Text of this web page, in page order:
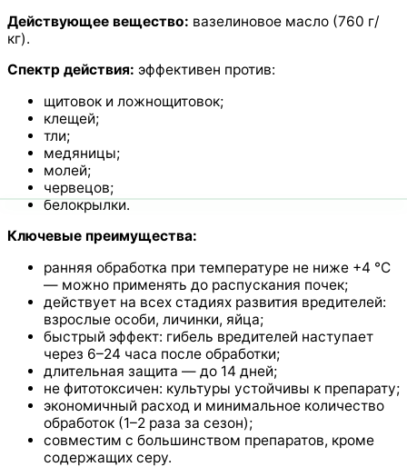
Действующее вещество: вазелиновое масло (760 г/
кг).
Спектр действия: эффективен против:
щитовок и ложнощитовок;
клещей;
тли;
медяницы;
молей;
червецов;
белокрылки.
Ключевые преимущества:
ранняя обработка при температуре не ниже +4 °C
— можно применять до распускания почек;
действует на всех стадиях развития вредителей:
взрослые особи, личинки, яйца;
быстрый эффект: гибель вредителей наступает
через 6–24 часа после обработки;
длительная защита — до 14 дней;
не фитотоксичен: культуры устойчивы к препарату;
экономичный расход и минимальное количество
обработок (1–2 раза за сезон);
совместим с большинством препаратов, кроме
содержащих серу.